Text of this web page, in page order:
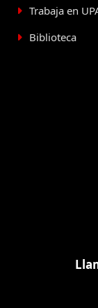
Trabaja en
Biblioteca